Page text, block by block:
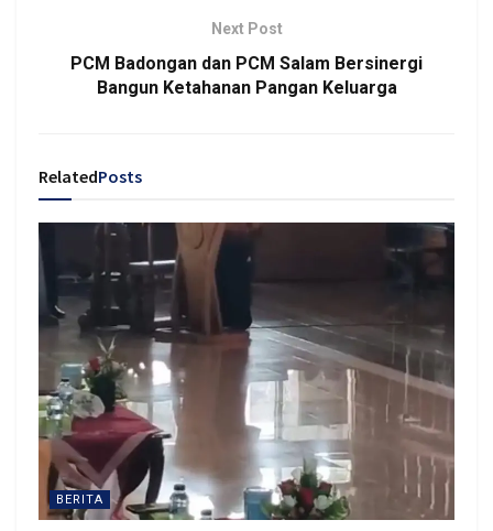
Next Post
PCM Badongan dan PCM Salam Bersinergi
Bangun Ketahanan Pangan Keluarga
RelatedPosts
BERITA